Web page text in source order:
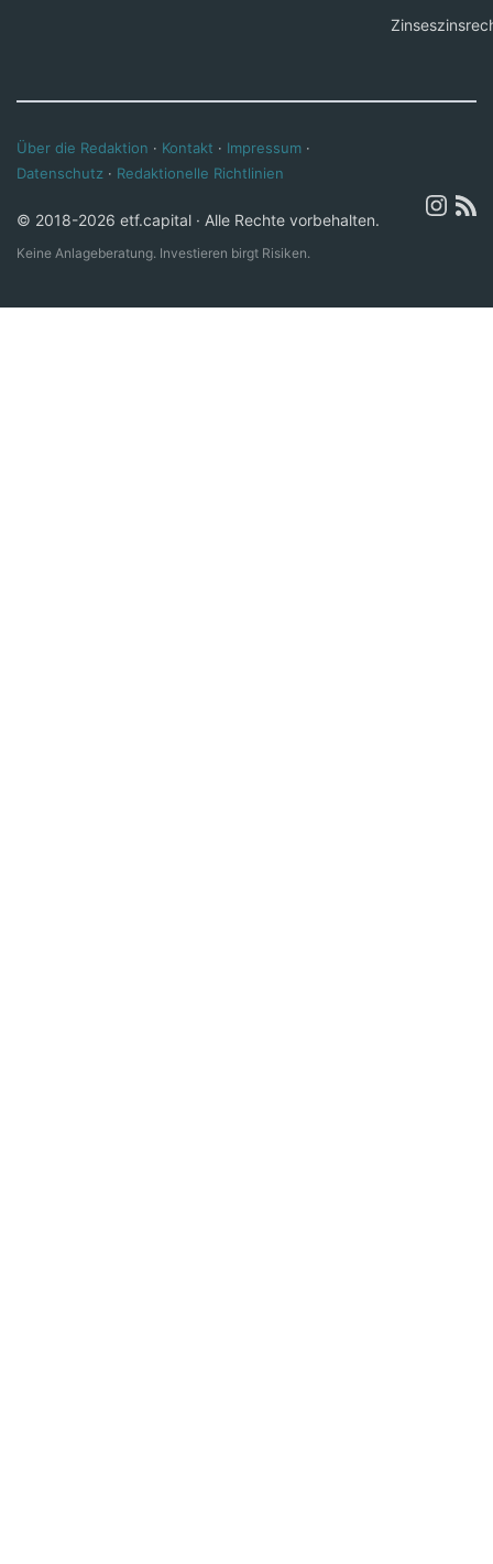
Über die Redaktion · Kontakt · Impressum ·
Datenschutz · Redaktionelle Richtlinien
© 2018-2026 etf.capital · Alle Rechte vorbehalten.
Keine Anlageberatung. Investieren birgt Risiken.